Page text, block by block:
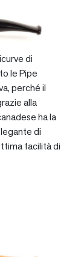
di
le Pipe
perché il
alla
ha la
di
facilità di